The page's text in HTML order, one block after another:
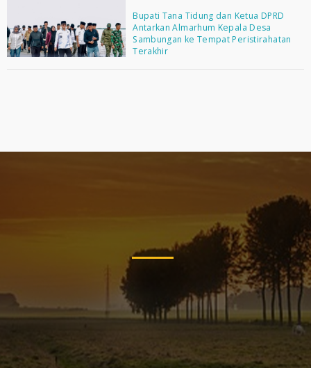
Bupati Tana Tidung dan Ketua DPRD
Antarkan Almarhum Kepala Desa
Sambungan ke Tempat Peristirahatan
Terakhir